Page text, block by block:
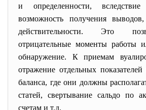
и определенности, вследствие
возможность получения
действительности. Это
отрицательные моменты работы
обнаружение. К приемам
отражение отдельных
баланса, где они должны
статей, свертывание сальдо по
счетам и т.д.